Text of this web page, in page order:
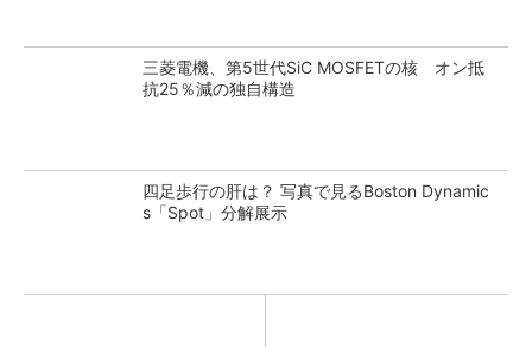
三菱電機、第5世代SiC MOSFETの核 オン抵
抗25％減の独自構造
四足歩行の肝は？ 写真で見るBoston Dynamic
s「Spot」分解展示